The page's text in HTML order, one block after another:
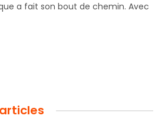
a fait son bout de chemin. Avec